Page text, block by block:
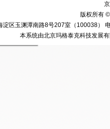
版权所有
淀区玉渊潭南路8号207室（100038）
本系统由北京玛格泰克科技发展